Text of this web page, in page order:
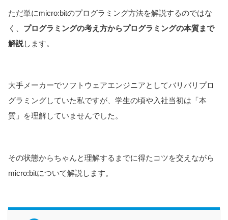
ただ単にmicro:bitのプログラミング方法を解説するのではな
く、 プログラミングの考え方からプログラミングの本質まで
解説します。
大手メーカーでソフトウェアエンジニアとしてバリバリプロ
グラミングしていた私ですが、学生の頃や入社当初は「本
質」を理解していませんでした。
その状態からちゃんと理解するまでに得たコツを交えながら
micro:bitについて解説します。